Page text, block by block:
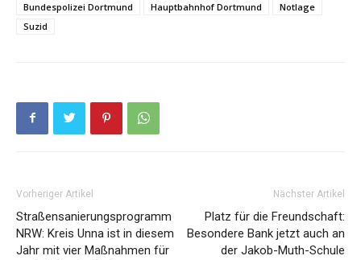
Bundespolizei Dortmund Hauptbahnhof Dortmund
Notlage
Suzid
Vorheriger Artikel
Straßensanierungsprogramm
NRW: Kreis Unna ist in diesem
Jahr mit vier Maßnahmen für
Nächster Artikel
Platz für die Freundschaft:
Besondere Bank jetzt auch an
der Jakob-Muth-Schule